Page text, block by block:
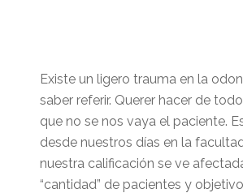
Existe un ligero trauma en la
saber referir. Querer hacer de
que no se nos vaya el paciente.
desde nuestros días en la
nuestra calificación se ve
“cantidad” de pacientes y